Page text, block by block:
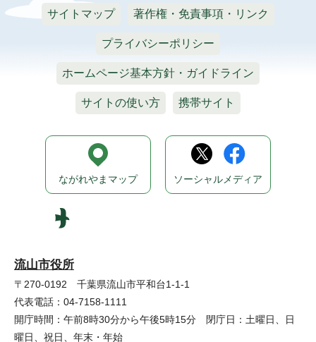
サイトマップ 著作権・免責事項・リンク
プライバシーポリシー
ホームページ基本方針・ガイドライン
サイトの使い方 携帯サイト
流山市役所
〒270-0192 千葉県流山市平和台1-1-1
代表電話：04-7158-1111
開庁時間：午前8時30分から午後5時15分 閉庁日：土曜日、日
曜日、祝日、年末・年始
ながれやまマップ ソーシャルメディア